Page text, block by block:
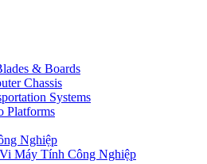
& Boards
Chassis
Systems
Platforms
Nghiệp
Máy Tính Công Nghiệp